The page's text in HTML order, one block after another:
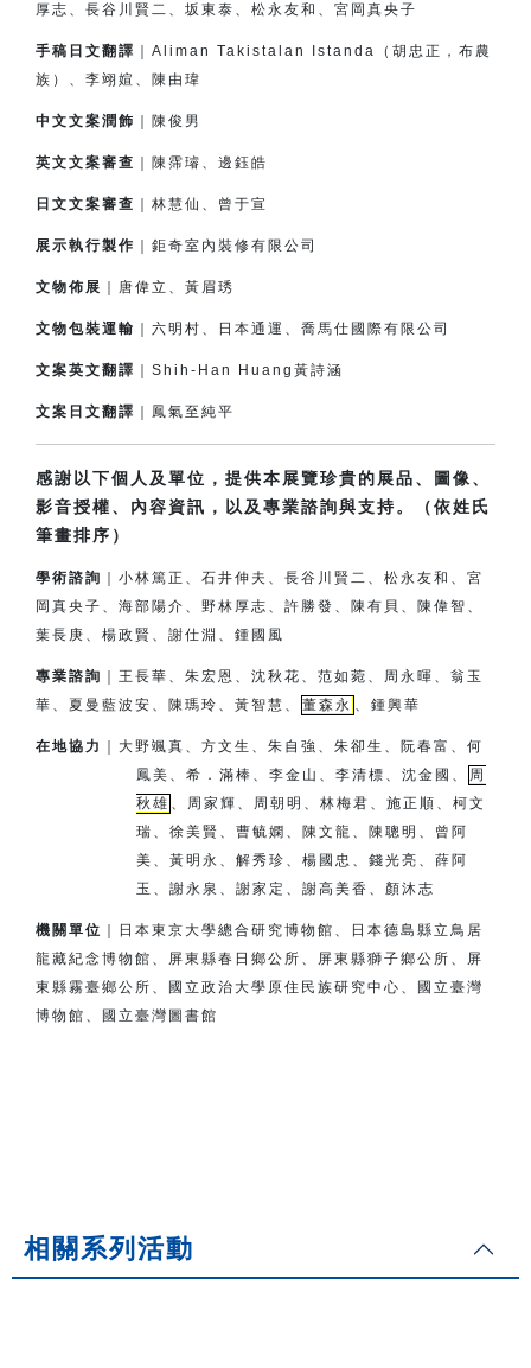
厚志、長谷川賢二、坂東泰、松永友和、宮岡真央子
手稿日文翻譯
｜Aliman Takistalan Istanda（胡忠正，布農
族）、李翊媗、陳由瑋
中文文案潤飾 ｜陳俊男
英文文案審查 ｜陳霈璿、邊鈺皓
日文文案審查 ｜林慧仙、曾于宣
展示執行製作 ｜鉅奇室內裝修有限公司
文物佈展 ｜唐偉立、黃眉琇
文物包裝運輸 ｜六明村、日本通運、喬馬仕國際有限公司
文案英文翻譯 ｜Shih-Han Huang黃詩涵
文案日文翻譯 ｜鳳氣至純平
感謝以下個人及單位，提供本展覽珍貴的展品、圖像、
影音授權、內容資訊，以及專業諮詢與支持。（依姓氏
筆畫排序）
學術諮詢
｜小林篤正、石井伸夫、長谷川賢二、松永友和、宮
岡真央子、 海部陽介、 野林厚志、許勝發、陳有貝、陳偉智、
葉長庚、楊政賢、 謝仕淵、鍾國風
專業諮詢
｜王長華、朱宏恩、沈秋花、范如菀、周永暉、翁玉
華、夏曼藍波安、 陳瑪玲、黃智慧、 董森永 、鍾興華
在地協力
大野颯真、方文生、朱自強、朱卻生、阮春富、何
鳳美、希．滿棒、 李金山、李清標、沈金國、
周
秋雄 、周家輝、周朝明、林梅君、施正順、柯文
瑞、徐美賢、曹毓嫻、陳文龍、陳聰明、曾阿
美、 黃明永、解秀珍、楊國忠、錢光亮、薛阿
玉、謝永泉、謝家定、 謝高美香、顏沐志
機關單位
｜日本東京大學總合研究博物館、日本德島縣立鳥居
龍藏紀念博物館、 屏東縣春日鄉公所、屏東縣獅子鄉公所、 屏
東縣霧臺鄉公所、
國立政治大學原住民族研究中心、國立臺灣
博物館、國立臺灣圖書館
相關系列活動